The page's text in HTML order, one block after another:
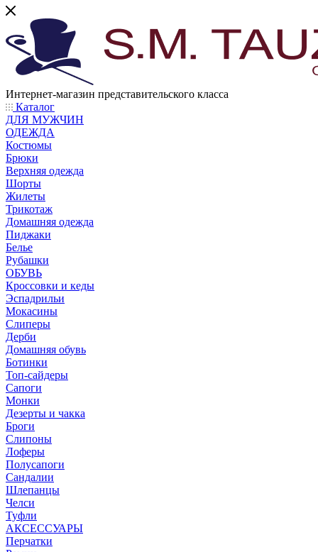
Интернет-магазин представительского класса
Каталог
ДЛЯ МУЖЧИН
ОДЕЖДА
Костюмы
Брюки
Верхняя одежда
Шорты
Жилеты
Трикотаж
Домашняя одежда
Пиджаки
Белье
Рубашки
ОБУВЬ
Кроссовки и кеды
Эспадрильи
Мокасины
Слиперы
Дерби
Домашняя обувь
Ботинки
Топ-сайдеры
Сапоги
Монки
Дезерты и чакка
Броги
Слипоны
Лоферы
Полусапоги
Сандалии
Шлепанцы
Челси
Туфли
АКСЕССУАРЫ
Перчатки